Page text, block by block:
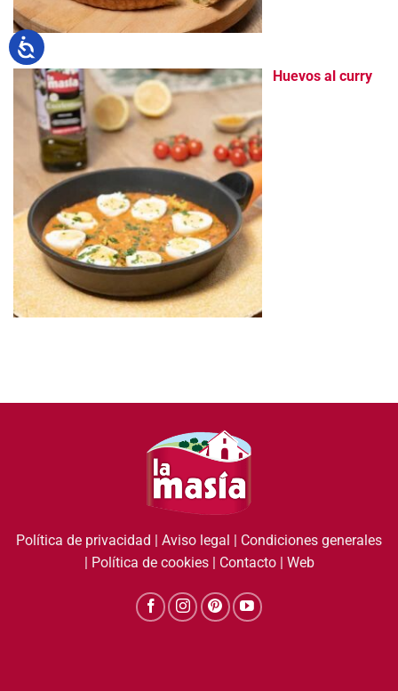
Huevos al curry
Política de privacidad | Aviso legal | Condiciones generales
| Política de cookies| Contacto| Web